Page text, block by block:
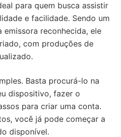
para quem busca assistir
e facilidade. Sendo um
reconhecida, ele
com produções de
Basta procurá-lo na
dispositivo, fazer o
para criar uma conta.
você já pode começar a
disponível.